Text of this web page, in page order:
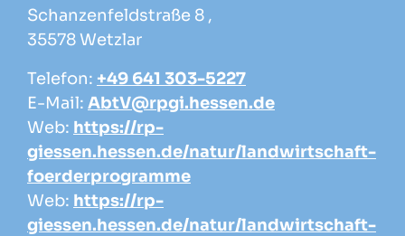
Schanzenfeldstraße 8 ,
35578 Wetzlar
Telefon: +49 641 303-5227
E-Mail: AbtV@rpgi.hessen.de
Web: https://rp-
giessen.hessen.de/natur/landwirtschaft-
foerderprogramme
Web: https://rp-
giessen.hessen.de/natur/landwirtschaft-